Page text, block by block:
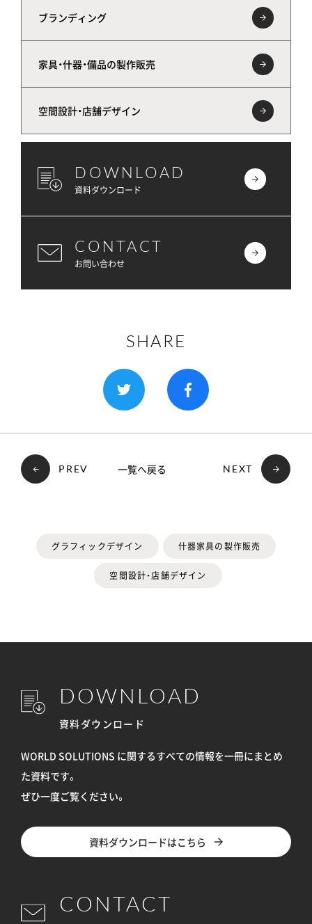
ブランディング
家具・什器・備品の製作販売
空間設計・店舗デザイン
DOWNLOAD
資料ダウンロード
CONTACT
お問い合わせ
SHARE
PREV 一覧へ戻る NEXT
グラフィックデザイン 什器家具の製作販売
空間設計・店舗デザイン
DOWNLOAD
資料ダウンロード
WORLD SOLUTIONS に関するすべての情報を一冊にまとめ
た資料です。
ぜひ一度ご覧ください。
資料ダウンロードはこちら
CONTACT